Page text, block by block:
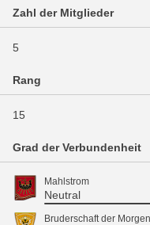
Zahl der Mitglieder
5
Rang
15
Grad der Verbundenheit
Mahlstrom
Neutral
Bruderschaft der